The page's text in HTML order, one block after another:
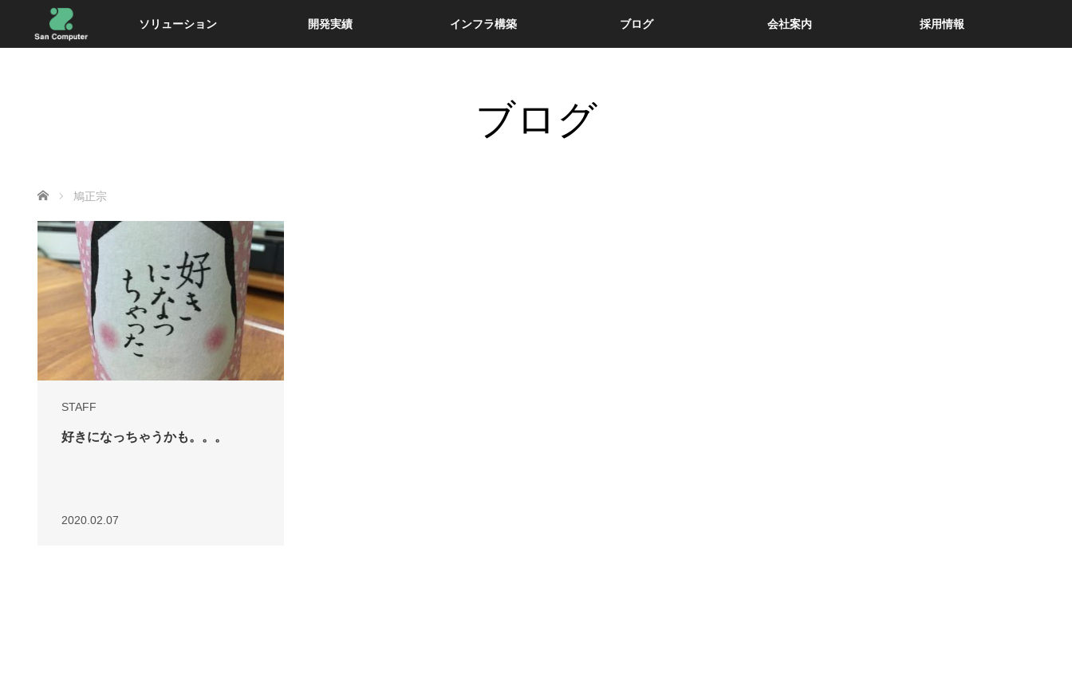
ソリューション 開発実績 インフラ構築 ブログ 会社案内 採用情報
ブログ
ホーム 鳩正宗
STAFF
好きになっちゃうかも。。。
2020.02.07